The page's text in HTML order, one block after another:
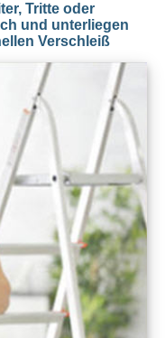
Tritte oder
und unterliegen
Verschleiß